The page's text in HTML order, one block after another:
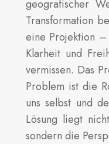
geografischer
Transformation
eine Projektion –
Klarheit und
vermissen. Das
Problem ist die
uns selbst und
Lösung liegt
sondern die